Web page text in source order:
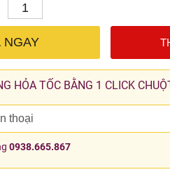
NGAY
HỎA TỐC BẰNG 1 CLICK
0938.665.867